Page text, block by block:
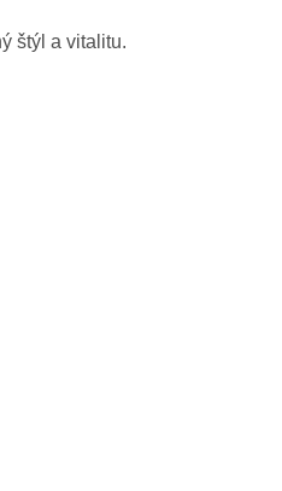
p
rštýl a vitalitu.